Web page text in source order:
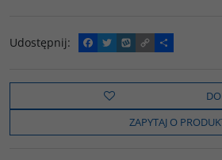
Udostępnij:
F
a
e
o
k
T
w
t
t
e
W
y
o
C
o
y
i
n
k
P
o
z
e
l
s
ZAPYTAJ O